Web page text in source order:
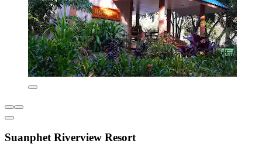
Suanphet Riverview Resort